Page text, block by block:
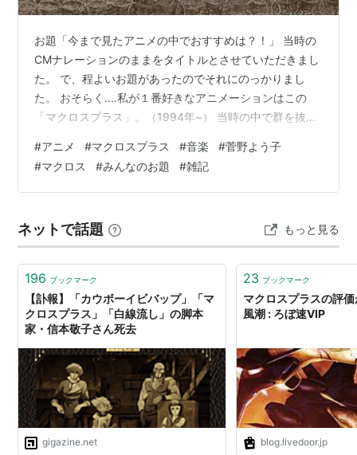
舞台設定・メカニカル設定：宮武一貴
設定：田中精美、佐山善則
レコーディスト：中野明
編集：掛須秀一、JAY FILM
CG制作：リンクス
音楽制作：ビクターエンタテインメント
制作：トライアングルスタッフ
製作：マクロス製作委員会
イサム・ダイソン：山崎たくみ
ガルド・ゴア・ボーマン：石塚運昇
ミュン・ファン・ローン：深見梨加
シャロン・アップル：兵藤まこ
ミラード・ジョンソン：内海賢二
ヤン・ノイマン：西村智博
ルーシー・マクミラン：林原めぐみ
マージ・グルドア：速水奨
DVD
お題「今まで見たアニメの中でおすすめは？！」 当時の
CMナレーションのままをタイトルとさせていただきまし
た。 で、程よいお題があったのでそれにのっかりまし
た。 おそらく‥‥私が１番好きなアニメーションはこの
「マクロスプラス」。（1994年~） 当時の中で群を抜い
野よう子氏の音楽！これに初めてまみえたのがこの作品
でした。 テレビのCMで何か分からんが他とは全然雰囲
気が異なるモノが流れ、 その雰囲気と映像に圧倒されま
な映像は見たことあるかも？程度で、 何となくの知識は
あれど、ガンダムとは違って…
#アニメ #マクロスプラス #音楽 #菅野よう子
#マクロス #みんなのお題 #雑記
ネットで話題 もっと見る
196 ブックマーク
【訃報】「カウボーイビバップ」「マ
クロスプラス」「白線流し」の脚本
家・信本敬子さん死去
gigazine.net
23 ブックマーク
マクロスプラスの評
風潮 : ろぼ速VIP
blog.livedoor.jp